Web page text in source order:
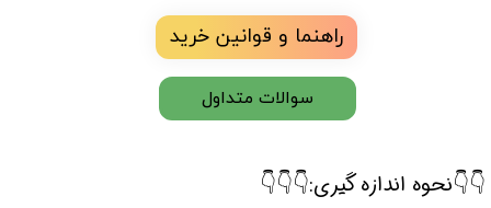
راهنما و قوانین خرید
👇👇نحوه اندازه گیری:👇👇👇
سوالات متداول